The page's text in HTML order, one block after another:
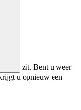
zit. Bent u weer
u opnieuw een